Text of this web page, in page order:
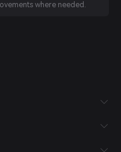
where needed.